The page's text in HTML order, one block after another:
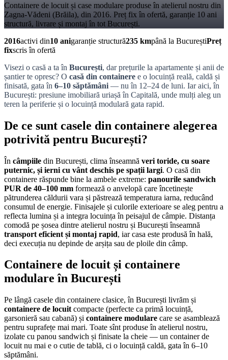
Containere de locuit și case modulare produse în atelierul nostru din
Zagna-Vădeni (Brăila), din 2016. Preț fix în ofertă, garanție 10 ani
structură, livrare și montaj în tot București.
2016activi din10 anigaranție structură235 kmpână la BucureștiPreț
fixscris în ofertă
Visezi o casă a ta în București, dar prețurile la apartamente și anii de
șantier te opresc? O casă din containere e o locuință reală, caldă și
finisată, gata în 6–10 săptămâni — nu în 12–24 de luni. Iar aici, în
București: presiune imobiliară uriașă în Capitală, unde mulți aleg un
teren la periferie și o locuință modulară gata rapid.
De ce sunt casele din containere alegerea
potrivită pentru București?
În câmpiile din București, clima înseamnă veri toride, cu soare
puternic, și ierni cu vânt deschis pe spații largi. O casă din
containere răspunde bine la ambele extreme: panourile sandwich
PUR de 40–100 mm formează o anvelopă care încetinește
pătrunderea căldurii vara și păstrează temperatura iarna, reducând
consumul de energie. Finisajele și culorile exterioare se aleg pentru a
reflecta lumina și a integra locuința în peisajul de câmpie. Distanța
comodă pe șosea dintre atelierul nostru și București înseamnă
transport eficient și montaj rapid, iar casa este produsă în hală,
deci execuția nu depinde de arșița sau de ploile din câmp.
Containere de locuit și containere
modulare în București
Pe lângă casele din containere clasice, în București livrăm și
containere de locuit compacte (perfecte ca primă locuință,
garsonieră sau cabană) și containere modulare care se asamblează
pentru suprafețe mai mari. Toate sînt produse în atelierul nostru,
izolate cu panou sandwich și finisate la cheie — un container de
locuit nu mai e o cutie de tablă, ci o locuință caldă, gata în 6–10
săptămâni.